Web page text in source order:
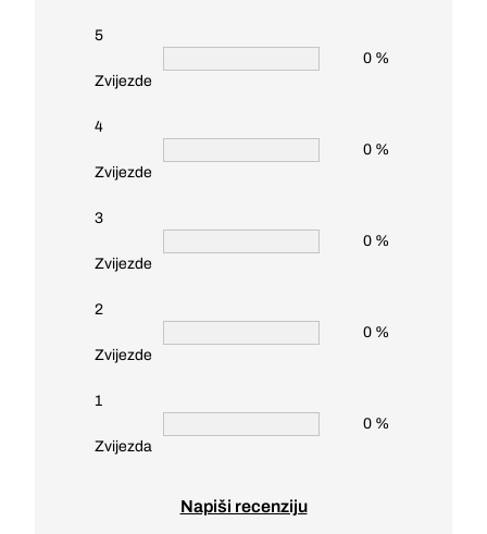
5
Zvijezde
0 %
4
Zvijezde
0 %
3
Zvijezde
0 %
2
Zvijezde
0 %
1
Zvijezda
0 %
Napiši recenziju